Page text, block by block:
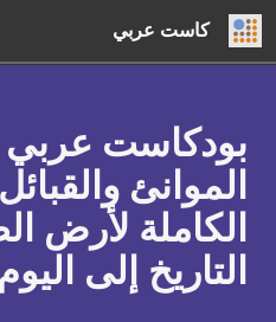
كاست عربي
بودكاست
الموانئ
الكاملة لأرض
التاريخ إلى اليوم